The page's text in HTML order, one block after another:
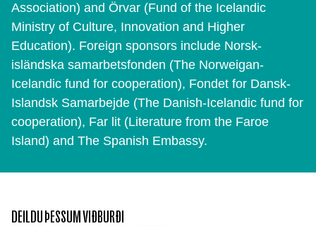
Association) and Örvar (Fund of the Icelandic
Ministry of Culture, Innovation and Higher
Education). Foreign sponsors include Norsk-
isländska samarbetsfonden (The Norweigan-
Icelandic fund for cooperation), Fondet for Dansk-
Islandsk Samarbejde (The Danish-Icelandic fund for
cooperation), Far lit (Literature from the Faroe
Island) and The Spanish Embassy.
DEILDU ÞESSUM VIÐBURÐI